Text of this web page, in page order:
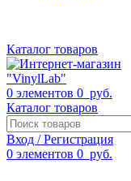
Каталог товаров
0 элементов 0 руб.
Каталог товаров
Вход / Регистрация
0 элементов 0 руб.